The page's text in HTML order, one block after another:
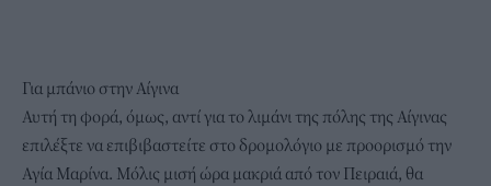
Για μπάνιο στην Αίγινα
Αυτή τη φορά, όμως, αντί για το λιμάνι της πόλης της Αίγινας
επιλέξτε να επιβιβαστείτε στο δρομολόγιο με προορισμό την
Αγία Μαρίνα. Μόλις μισή ώρα μακριά από τον Πειραιά, θα